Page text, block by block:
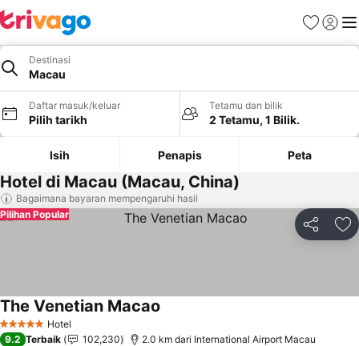
Kegemaran
Daftar
Destinasi
Macau
Daftar masuk/keluar
Pilih tarikh
Tetamu dan bilik
2 Tetamu, 1 Bilik.
Isih Penapis Peta
Hotel di Macau (Macau, China)
Bagaimana bayaran mempengaruhi hasil
Kongsi
Pilihan Popular
5 Bintang Hotel
The Venetian Macao
9.2 Terbaik 102,230 2.0 km dari International Airport Macau